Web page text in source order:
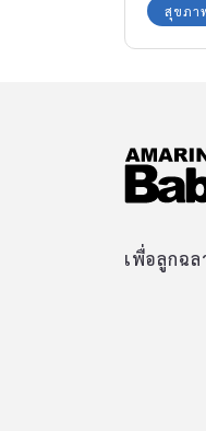
แว่ว ก็เ
ละม่อม
แม่ทุกเ
ซึ่งอายุ
42ปี ต
อุสาตอ
สุขภา
เพื่อลูกฉ